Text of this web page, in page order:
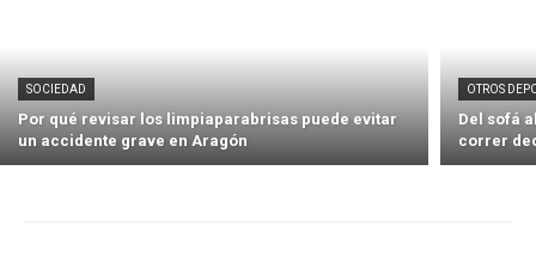
SOCIEDAD
Por qué revisar los limpiaparabrisas puede evitar
un accidente grave en Aragón
OTROS
Del sofá
correr